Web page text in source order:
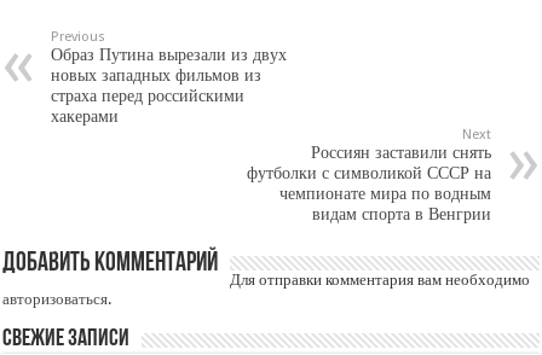
Previous
Образ Путина вырезали из двух
новых западных фильмов из
страха перед российскими
хакерами
Next
Россиян заставили снять
футболки с символикой СССР на
чемпионате мира по водным
видам спорта в Венгрии
Добавить комментарий
Для отправки комментария вам необходимо
авторизоваться.
Свежие записи